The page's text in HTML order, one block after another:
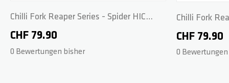
Chilli Fork Reaper Series - Spider HIC
160mm - Crown gold
CHF 79.90
0 Bewertungen bisher
Chilli Fork
160mm -
CHF 79.90
0